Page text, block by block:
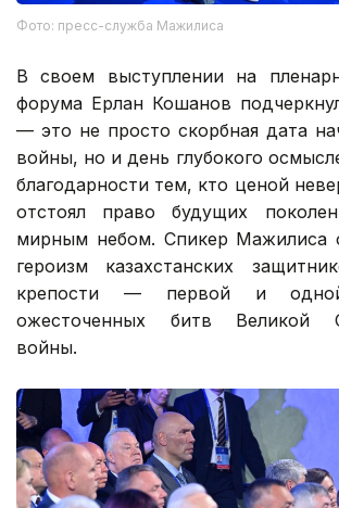
Фото: пресс-служба Мажилиса
В своем выступлении на
форума Ерлан Кошанов
— это не просто скорбная дата
войны, но и день глубокого
благодарности тем, кто ценой
отстоял право будущих
мирным небом. Спикер Мажилиса
героизм казахстанских
крепости — первой и
ожесточенных битв Великой
войны.